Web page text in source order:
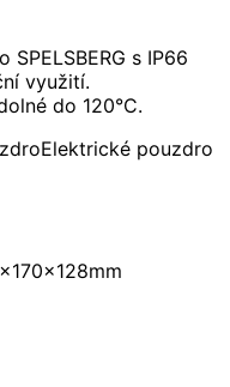
s IP66
využití.
do 120°C.
Elektrické pouzdro